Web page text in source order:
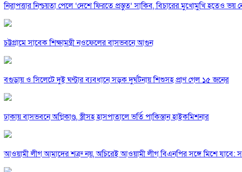
নিরাপত্তার নিশ্চয়তা পেলে ‘দেশে ফিরতে প্রস্তুত’ সাকিব, বিচারের মুখোমুখি হতেও ভয়
চট্টগ্রামে সাবেক শিক্ষামন্ত্রী নওফেলের বাসভবনে আগুন
বগুড়ায় ও সিলেটে দুই ঘণ্টার ব্যবধানে সড়ক দুর্ঘটনায় শিশুসহ প্রাণ গেল ১৫ জনের
ঢাকায় বাসভবনে অগ্নিকাণ্ড, স্ত্রীসহ হাসপাতালে ভর্তি পাকিস্তান হাইকমিশনার
আওয়ামী লীগ আমাদের শত্রু নয়, অচিরেই আওয়ামী লীগ বিএনপির সঙ্গে মিশে যাবে: